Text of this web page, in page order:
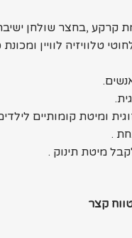
,בחצר שולחן ישיבה
טלוויזיה לוויין
.
מיטת תינוק .
קצר